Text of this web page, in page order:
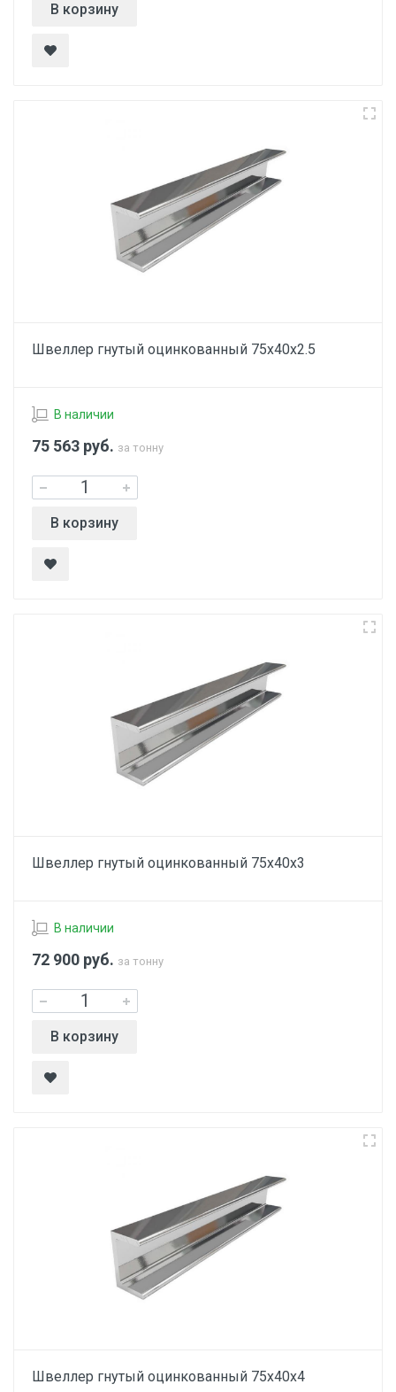
В корзину
Швеллер гнутый оцинкованный 75х40х2.5
В наличии
75 563 руб. за тонну
В корзину
Швеллер гнутый оцинкованный 75х40х3
В наличии
72 900 руб. за тонну
В корзину
Швеллер гнутый оцинкованный 75х40х4